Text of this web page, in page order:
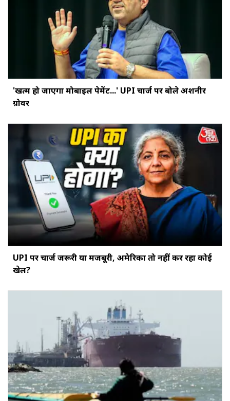
'खत्‍म हो जाएगा मोबाइल पेमेंट...' UPI चार्ज पर बोले अशनीर
ग्रोवर
UPI पर चार्ज जरूरी या मजबूरी, अमेरिका तो नहीं कर रहा कोई
खेल?